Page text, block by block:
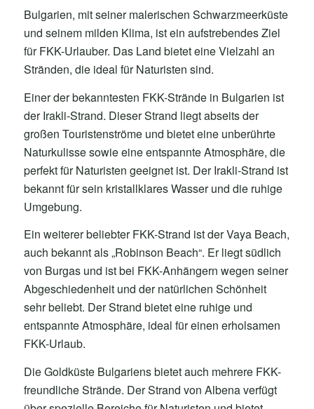
Bulgarien, mit seiner malerischen Schwarzmeerküste
und seinem milden Klima, ist ein aufstrebendes Ziel
für FKK-Urlauber. Das Land bietet eine Vielzahl an
Stränden, die ideal für Naturisten sind.
Einer der bekanntesten FKK-Strände in Bulgarien ist
der Irakli-Strand. Dieser Strand liegt abseits der
großen Touristenströme und bietet eine unberührte
Naturkulisse sowie eine entspannte Atmosphäre, die
perfekt für Naturisten geeignet ist. Der Irakli-Strand ist
bekannt für sein kristallklares Wasser und die ruhige
Umgebung.
Ein weiterer beliebter FKK-Strand ist der Vaya Beach,
auch bekannt als „Robinson Beach“. Er liegt südlich
von Burgas und ist bei FKK-Anhängern wegen seiner
Abgeschiedenheit und der natürlichen Schönheit
sehr beliebt. Der Strand bietet eine ruhige und
entspannte Atmosphäre, ideal für einen erholsamen
FKK-Urlaub.
Die Goldküste Bulgariens bietet auch mehrere FKK-
freundliche Strände. Der Strand von Albena verfügt